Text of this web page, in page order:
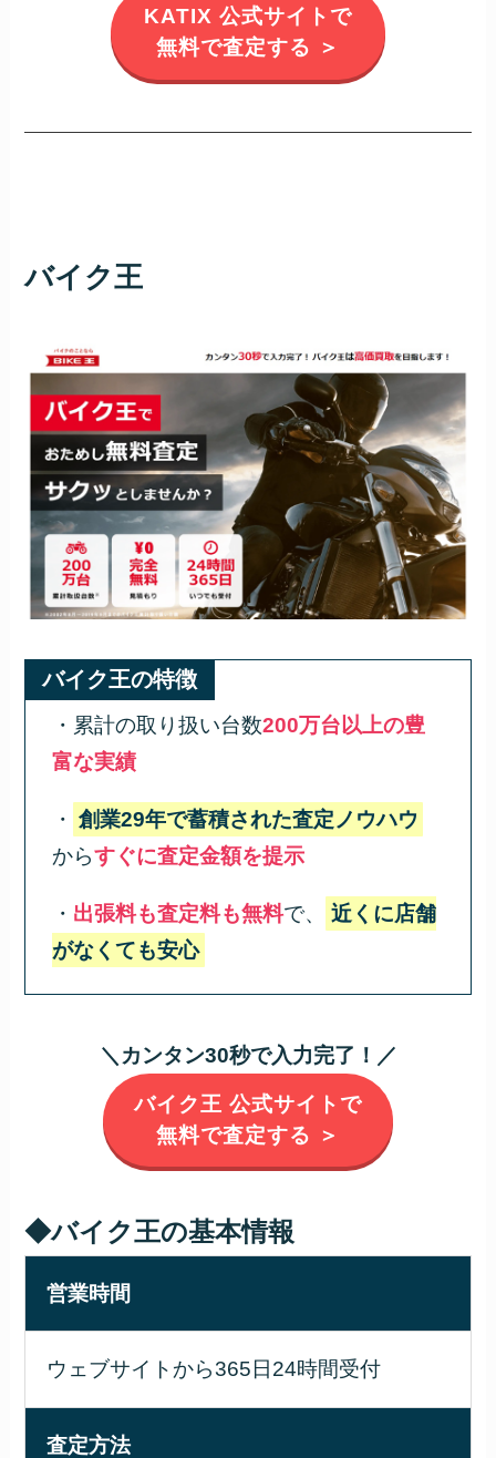
KATIX 公式サイトで
無料で査定する ＞
バイク王
バイク王の特徴
・累計の取り扱い台数200万台以上の豊
富な実績
・ 創業29年で蓄積された査定ノウハウ
からすぐに査定金額を提示
・ 出張料も査定料も無料で、
近くに店舗
がなくても安心
＼カンタン30秒で入力完了！／
バイク王 公式サイトで
無料で査定する ＞
◆バイク王の基本情報
営業時間
ウェブサイトから365日24時間受付
査定方法